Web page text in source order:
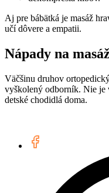
Aj pre bábätká je masáž
učí dôvere a empatii.
Nápady na
Väčšinu druhov
vyškolený odborník. Nie je
detské chodidlá doma.